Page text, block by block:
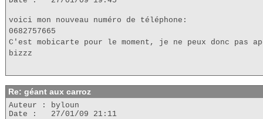
voici mon nouveau numéro de téléphone:
0682757665
C'est mobicarte pour le moment, je ne peux donc pas
bizzz
Re: géant aux carroz
Auteur : byloun
Date : 27/01/09 21:11